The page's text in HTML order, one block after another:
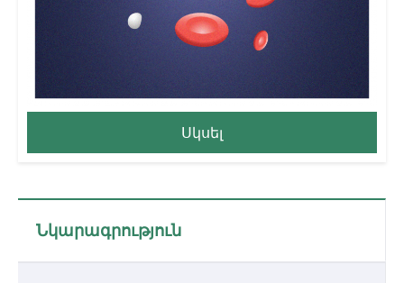
Նկարագրություն
Սկսել